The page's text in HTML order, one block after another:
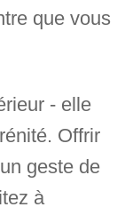
que vous
- elle
Offrir
geste de
à